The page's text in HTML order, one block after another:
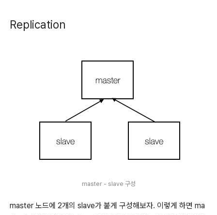
Replication
master - slave 구성
master 노드에 2개의 slave가 붙게 구성해보자. 이렇게 하면 ma